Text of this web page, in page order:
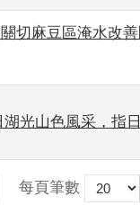
切麻豆區淹水改
光山色風采，指
每頁筆數